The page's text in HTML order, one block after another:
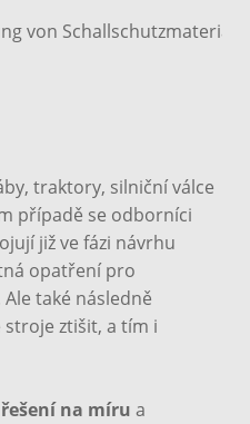
traktory, silniční válce
případě se odborníci
již ve fázi návrhu
opatření pro
Ale také následně
stroje ztišit, a tím i
řešení na míru a